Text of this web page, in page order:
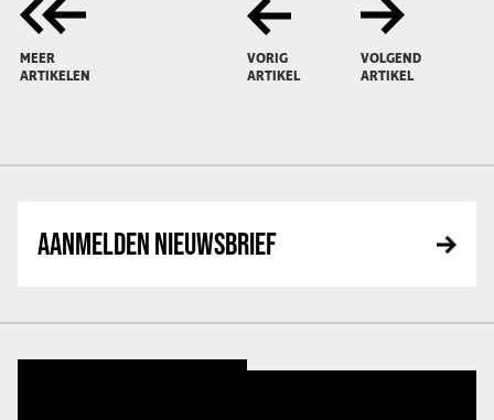
MEER
ARTIKELEN
VORIG
ARTIKEL
VOLGEND
ARTIKEL
AANMELDEN NIEUWSBRIEF